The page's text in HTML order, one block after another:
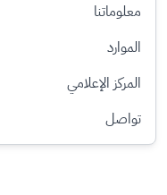
معلوماتنا
الموارد
المركز الإعلامي
تواصل